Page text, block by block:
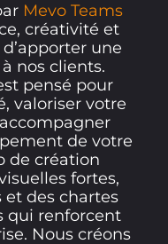
Mevo Teams
créativité et
une
nos clients.
pensé pour
valoriser votre
de votre
de création
fortes,
et des chartes
qui renforcent
Nous créons